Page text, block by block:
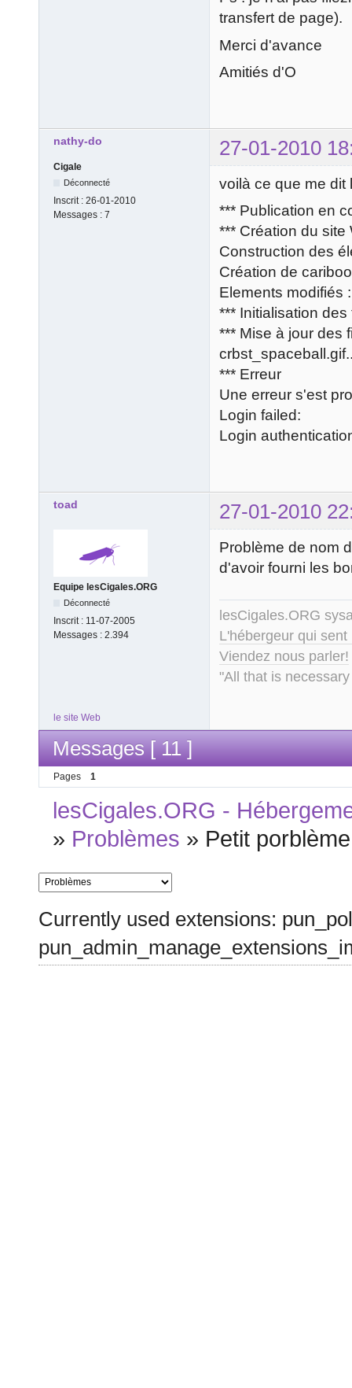
transfert de page).
Merci d'avance
Amitiés d'O
nathy-do 27-01-2010
Cigale
Déconnecté
Inscrit : 26-01-2010
Messages : 7
voilà ce que me dit
*** Publication en
*** Création du site
Construction des
Création de
Elements modifiés
*** Initialisation
*** Mise à jour des
*** Erreur
Une erreur s'est
Login failed:
Login
toad 27-01-2010
Equipe lesCigales.ORG
Déconnecté
Inscrit : 11-07-2005
Messages : 2.394
Problème de nom
d'avoir fourni les
lesCigales.ORG
L'hébergeur qui
Viendez nous parler!
"All that is
le site Web
Messages [ 11 ]
Pages 1
lesCigales.ORG -
» Problèmes » Petit
Currently used extensions: